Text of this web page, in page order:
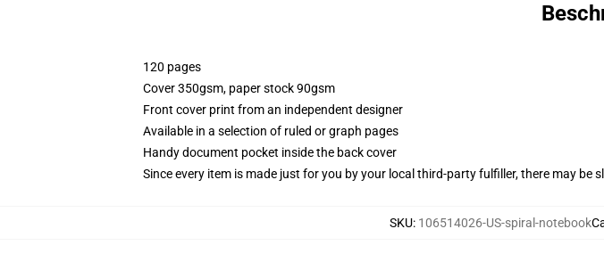
120 pages
Cover 350gsm, paper stock 90gsm
Front cover print from an independent designer
Available in a selection of ruled or graph pages
Handy document pocket inside the back cover
Since every item is made just for you by your local third-party fulfiller, there may be
SKU: 106514026-US-spiral-notebook